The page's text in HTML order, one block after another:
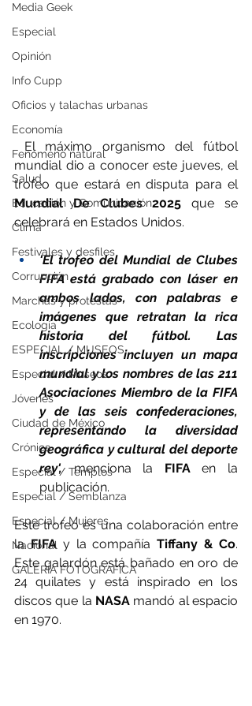
Media Geek
Especial
Opinión
Info Cupp
Oficios y talachas urbanas
Economía
Fenómeno natural
Salud
Educación y Comunicación
Clima
Festivales y desfiles
Corrupción
Marchas y protestas
Ecología
ESPECIAL / MUSEOS
Especial / Museos
Jóvenes
Ciudad de México
Crónica
Especial / Templos
Especial / Semblanza
Especial / Mujeres
Nacional
GALERÍA FOTOGRÁFICA
El máximo organismo del fútbol
mundial dio a conocer este jueves, el
trofeo que estará en disputa para el
Mundial De Clubes 2025 que se
celebrará en Estados Unidos.
'El trofeo del Mundial de Clubes
FIFA está grabado con láser en
ambos lados, con palabras e
imágenes que retratan la rica
historia del fútbol. Las
inscripciones incluyen un mapa
mundial y los nombres de las 211
Asociaciones Miembro de la FIFA
y de las seis confederaciones,
representando la diversidad
geográfica y cultural del deporte
rey', menciona la FIFA en la
publicación.
Este trofeo es una colaboración entre
la FIFA y la compañía Tiffany & Co.
Este galardón está bañado en oro de
24 quilates y está inspirado en los
discos que la NASA mandó al espacio
en 1970.